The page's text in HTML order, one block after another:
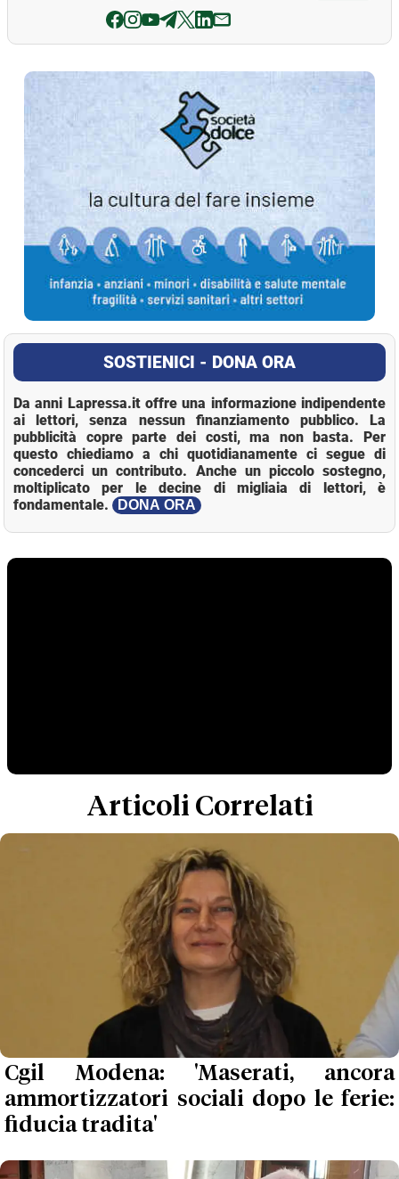
La Pressa
SOSTIENICI - DONA ORA
Da anni Lapressa.it offre una informazione indipendente
ai lettori, senza nessun finanziamento pubblico. La
pubblicità copre parte dei costi, ma non basta. Per
questo chiediamo a chi quotidianamente ci segue di
concederci un contributo. Anche un piccolo sostegno,
moltiplicato per le decine di migliaia di lettori, è
fondamentale.
DONA ORA
Articoli Correlati
Cgil Modena: 'Maserati, ancora
ammortizzatori sociali dopo le ferie:
fiducia tradita'